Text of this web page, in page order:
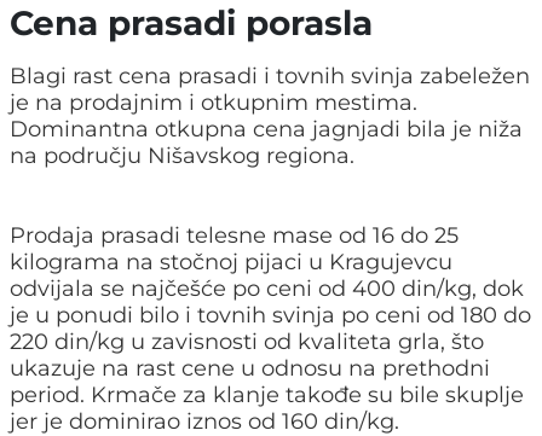
Cena prasadi porasla
Blagi rast cena prasadi i tovnih svinja zabeležen
je na prodajnim i otkupnim mestima.
Dominantna otkupna cena jagnjadi bila je niža
na području Nišavskog regiona.
Prodaja prasadi telesne mase od 16 do 25
kilograma na stočnoj pijaci u Kragujevcu
odvijala se najčešće po ceni od 400 din/kg, dok
je u ponudi bilo i tovnih svinja po ceni od 180 do
220 din/kg u zavisnosti od kvaliteta grla, što
ukazuje na rast cene u odnosu na prethodni
period. Krmače za klanje takođe su bile skuplje
jer je dominirao iznos od 160 din/kg.